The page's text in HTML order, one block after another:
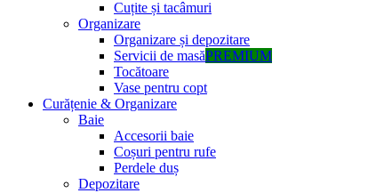
Cuțite și tacâmuri
Organizare
Organizare și depozitare
Servicii de masăPREMIUM
Tocătoare
Vase pentru copt
Curățenie & Organizare
Baie
Accesorii baie
Coșuri pentru rufe
Perdele duș
Depozitare